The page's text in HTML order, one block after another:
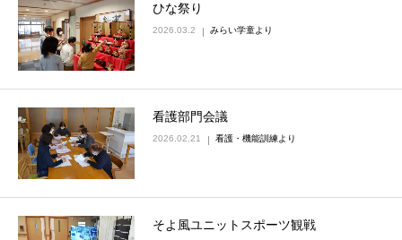
ひな祭り
2026.03.2 みらい学童より
看護部門会議
2026.02.21 看護・機能訓練より
そよ風ユニットスポーツ観戦